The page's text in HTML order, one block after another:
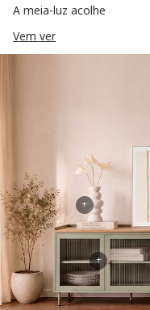
A meia-luz acolhe
Vem ver
+
+